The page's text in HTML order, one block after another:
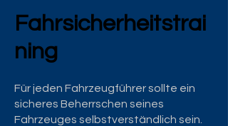
Fahrsicherheitstrai
ning
Für jeden Fahrzeugführer sollte ein
sicheres Beherrschen seines
Fahrzeuges selbstverständlich sein.